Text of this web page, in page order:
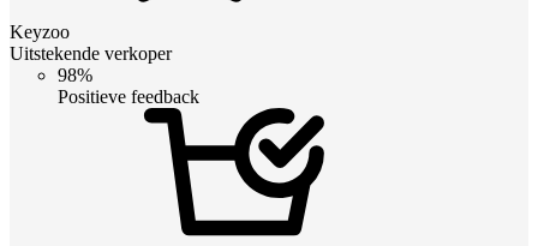
Keyzoo
Uitstekende verkoper
98%
Positieve feedback